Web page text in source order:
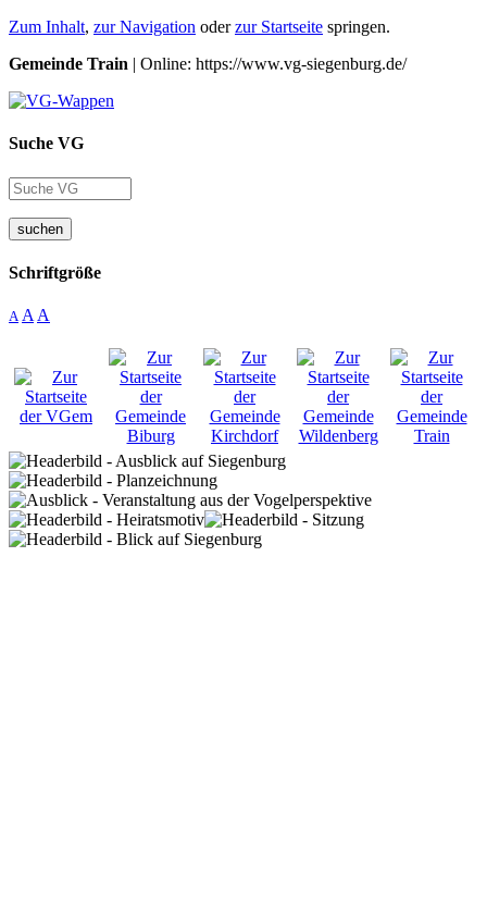
Zum Inhalt, zur Navigation oderzur Startseite springen.
Gemeinde Train | Online: https://www.vg-siegenburg.de/
Suche VG
suchen
Schriftgröße
A A A